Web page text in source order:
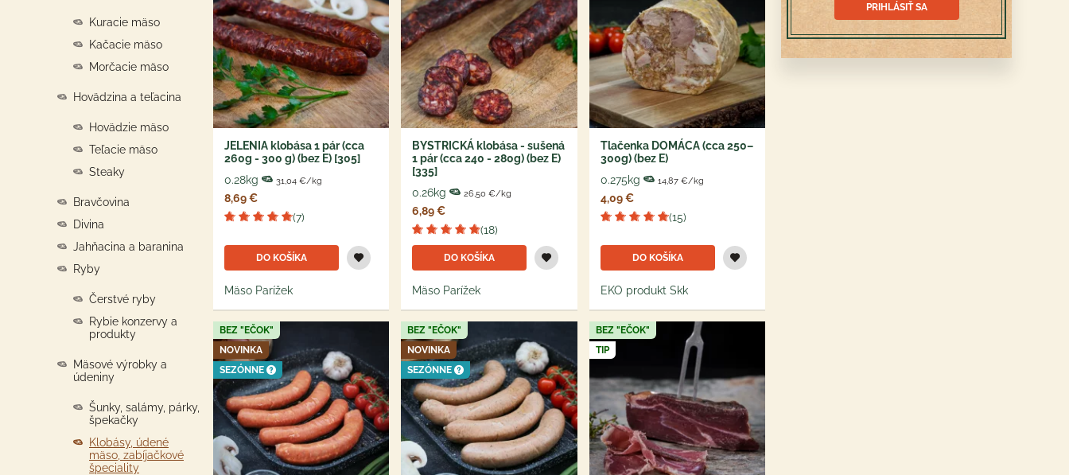
Kuracie mäso
Kačacie mäso
Morčacie mäso
Hovädzina a teľacina
Hovädzie mäso
Teľacie mäso
Steaky
Bravčovina
Divina
Jahňacina a baranina
Ryby
Čerstvé ryby
Rybie konzervy a
produkty
Mäsové výrobky a
údeniny
Šunky, salámy, párky,
špekačky
Klobásy, údené
mäso, zabíjačkové
špeciality
JELENIA klobása 1 pár (cca
260g - 300 g) (bez E) [305]
0.28kg
31,04 €/kg
8,69 €
(7)
DO KOŠÍKA
Mäso Parížek
BYSTRICKÁ klobása - sušená
1 pár (cca 240 - 280g) (bez E)
[335]
0.26kg
26,50 €/kg
6,89 €
(18)
DO KOŠÍKA
Mäso Parížek
Tlačenka DOMÁCA (cca 250–
300g) (bez E)
0.275kg
14,87 €/kg
4,09 €
(15)
DO KOŠÍKA
EKO produkt Skk
BEZ "EČOK"
NOVINKA
SEZÓNNE
BEZ "EČOK"
NOVINKA
SEZÓNNE
BEZ "EČOK"
TIP
PRIHLÁSIŤ SA